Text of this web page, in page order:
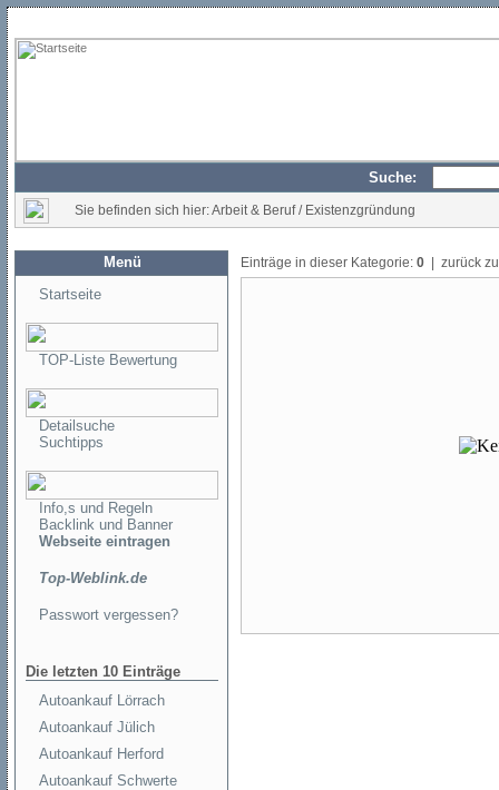
Suche:
Sie befinden sich hier: Arbeit & Beruf / Existenzgründung
Menü
Startseite
TOP-Liste Bewertung
Detailsuche
Suchtipps
Info,s und Regeln
Backlink und Banner
Webseite eintragen
Top-Weblink.de
Passwort vergessen?
Die letzten 10 Einträge
Autoankauf Lörrach
Autoankauf Jülich
Autoankauf Herford
Autoankauf Schwerte
Einträge in dieser Kategorie: 0 | zurück